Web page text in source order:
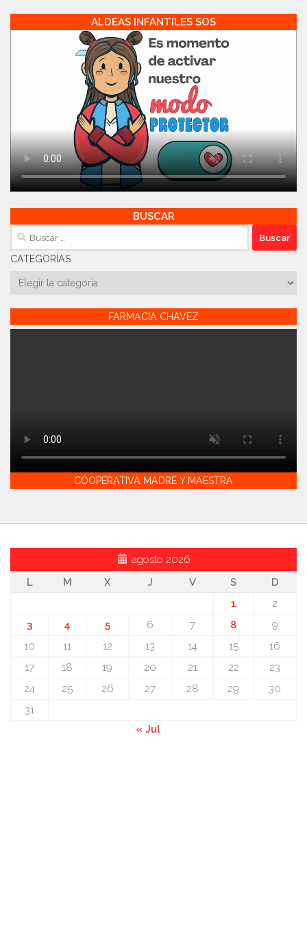
ALDEAS INFANTILES SOS
BUSCAR
Buscar:
CATEGORÍAS
Categorías
FARMACIA CHAVEZ
COOPERATIVA MADRE Y MAESTRA
agosto 2026
L
M X J V S
D
1
2
3
4 5 6 7 8
9
10
11 12 13 14 15
16
17
18 19 20 21 22
23
24
25 26 27 28 29
30
31
« Jul